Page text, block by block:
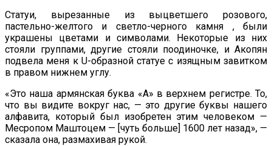
Статуи, вырезанные из выцветшего розового,
пастельно-желтого и светло-черного камня , были
украшены цветами и символами. Некоторые из них
стояли группами, другие стояли поодиночке, и Акопян
подвела меня к U-образной статуе с изящным завитком
в правом нижнем углу.
«Это наша армянская буква «А» в верхнем регистре. То,
что вы видите вокруг нас, — это другие буквы нашего
алфавита, который был изобретен этим человеком —
Месропом Маштоцем — [чуть больше] 1600 лет назад», —
сказала она, размахивая рукой.